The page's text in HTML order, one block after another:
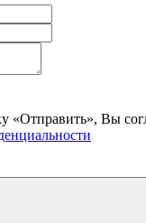
«Отправить», Вы